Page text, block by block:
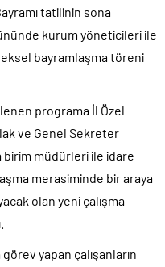
tatilinin sona
kurum yöneticileri ile
bayramlaşma töreni
programa İl Özel
ve Genel Sekreter
birim müdürleri ile idare
merasiminde bir araya
olan yeni çalışma
yapan çalışanların